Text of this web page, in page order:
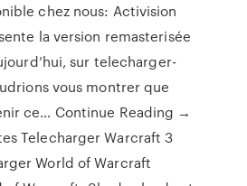
chez nous: Activision
la version remasterisée
sur telecharger-
vous montrer que
ce… Continue Reading →
Telecharger Warcraft 3
World of Warcraft